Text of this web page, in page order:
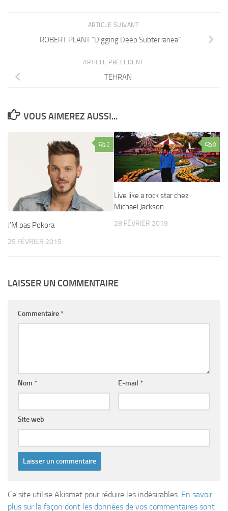
ARTICLE SUIVANT
ROBERT PLANT “Digging Deep Subterranea”
ARTICLE PRÉCÉDENT
TEHRAN
VOUS AIMEREZ AUSSI...
2
J’M pas Pokora
25 FÉVRIER 2015
0
Live like a rock star chez
Michael Jackson
28 FÉVRIER 2019
LAISSER UN COMMENTAIRE
Commentaire*
Nom * E-mail *
Site web
Ce site utilise Akismet pour réduire les indésirables. En savoir
plus sur la façon dont les données de vos commentaires sont